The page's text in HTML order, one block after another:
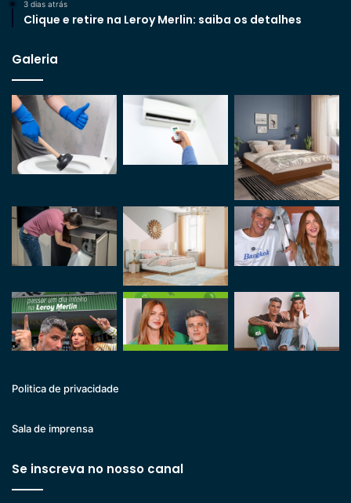
3 dias atrás
Clique e retire na Leroy Merlin: saiba os detalhes
Galeria
Politica de privacidade
Sala de imprensa
Se inscreva no nosso canal